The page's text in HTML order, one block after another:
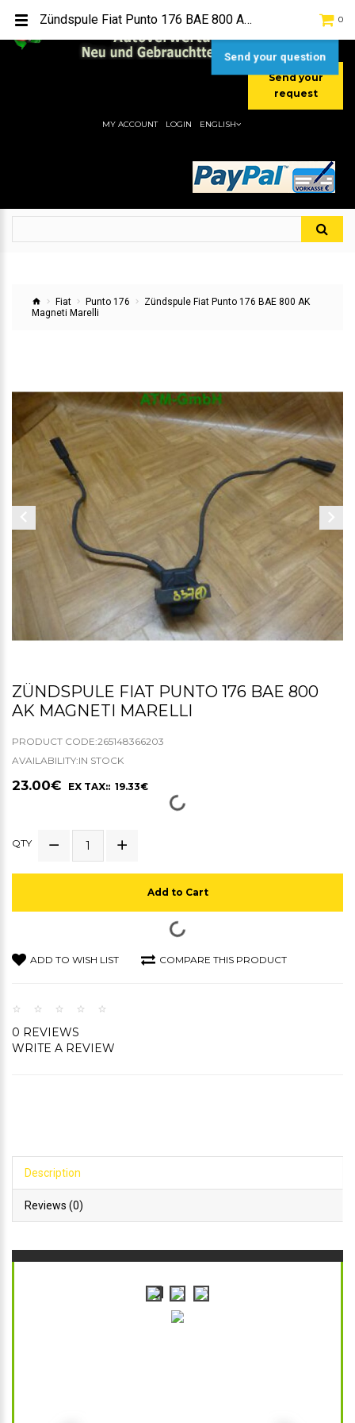
[+49] (0) 2232-5205
[+49] (0) 177 / 4080033
Send your
request
0
MY ACCOUNT LOGIN ENGLISH
Fiat Punto 176
Zündspule Fiat Punto 176 BAE 800 AK
Magneti Marelli
ZÜNDSPULE FIAT PUNTO 176 BAE 800
AK MAGNETI MARELLI
PRODUCT CODE:265148366203
AVAILABILITY:IN STOCK
23.00€ EX TAX:: 19.33€
QTY
Add to Cart
ADD TO WISH LIST COMPARE THIS PRODUCT
0 REVIEWS
WRITE A REVIEW
Description
Reviews (0)
Zündspule Fiat Punto 176 BAE 800 AK Magneti Marelli
Send your question